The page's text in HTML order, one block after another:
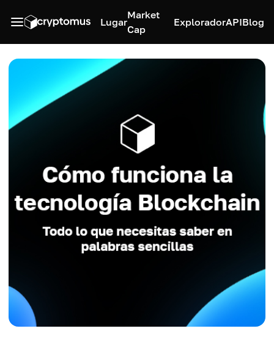
Lugar
Market
Cap
ExploradorAPIBlog